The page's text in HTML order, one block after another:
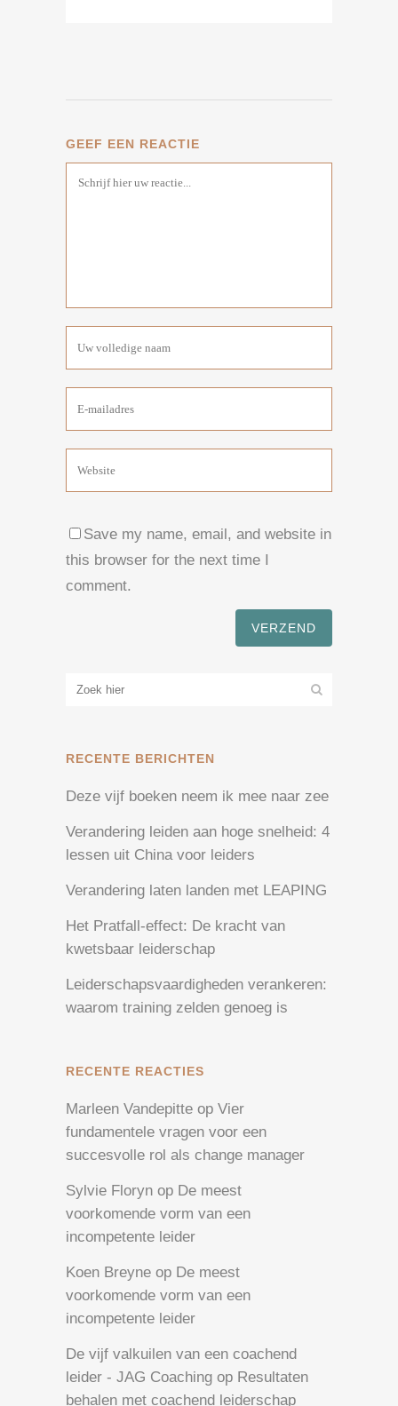
GEEF EEN REACTIE
Save my name, email, and website in
this browser for the next time I
comment.
RECENTE BERICHTEN
Deze vijf boeken neem ik mee naar zee
Verandering leiden aan hoge snelheid: 4
lessen uit China voor leiders
Verandering laten landen met LEAPING
Het Pratfall-effect: De kracht van
kwetsbaar leiderschap
Leiderschapsvaardigheden verankeren:
waarom training zelden genoeg is
RECENTE REACTIES
Marleen Vandepitte op Vier
fundamentele vragen voor een
succesvolle rol als change manager
Sylvie Floryn op De meest
voorkomende vorm van een
incompetente leider
Koen Breyne op De meest
voorkomende vorm van een
incompetente leider
De vijf valkuilen van een coachend
leider - JAG Coaching op Resultaten
behalen met coachend leiderschap